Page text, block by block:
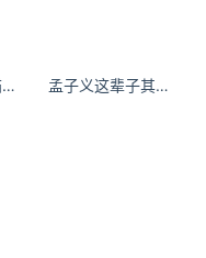
禅院熏：野生猫猫。整理衣柜的乱搭产物#黑丝搭配 #对镜拍 #大长腿 #吊带袜 孟子义这辈子其实很长，长到你可以跌倒再站起来，做梦又醒过来。